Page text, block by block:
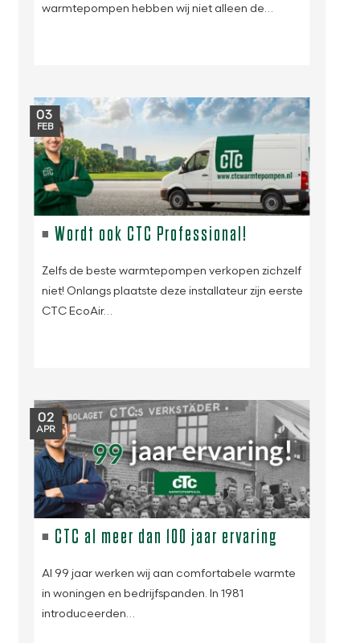
warmtepompen hebben wij niet alleen de…
03
FEB
Wordt ook CTC Professional!
Zelfs de beste warmtepompen verkopen zichzelf
niet! Onlangs plaatste deze installateur zijn eerste
CTC EcoAir…
02
APR
CTC al meer dan 100 jaar ervaring
Al 99 jaar werken wij aan comfortabele warmte
in woningen en bedrijfspanden. In 1981
introduceerden…